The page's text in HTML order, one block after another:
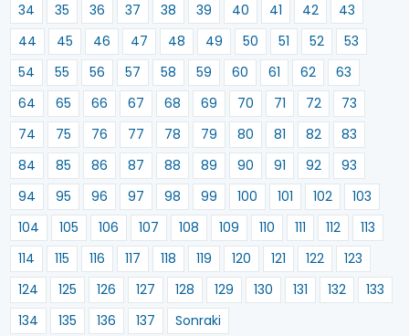
34
35 36 37 38 39 40 41 42
43
44
45 46 47 48 49 50 51 52
53
54
55 56 57 58 59 60 61 62
63
64
65 66 67 68 69 70 71 72
73
74
75 76 77 78 79 80 81 82
83
84
85 86 87 88 89 90 91 92
93
94
95 96 97 98 99 100 101 102
103
104
105 106 107 108 109 110 111 112
113
114
115 116 117 118 119 120 121 122
123
124
125 126 127 128 129 130 131 132
133
134
135 136 137 Sonraki